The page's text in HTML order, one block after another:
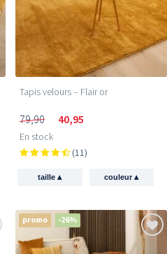
Tapis velours – Flair or
79,90 40,95
En stock
(11)
taille▴ couleur▴
promo -26%